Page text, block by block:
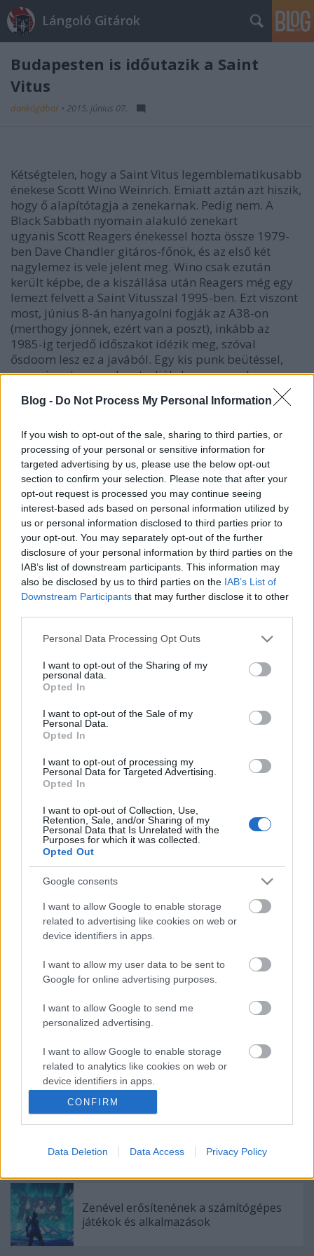
Blog - Do Not Process My Personal Information
If you wish to opt-out of the sale, sharing to third parties, or
processing of your personal or sensitive information for
targeted advertising by us, please use the below opt-out
section to confirm your selection. Please note that after your
opt-out request is processed you may continue seeing
interest-based ads based on personal information utilized by
us or personal information disclosed to third parties prior to
your opt-out. You may separately opt-out of the further
disclosure of your personal information by third parties on the
IAB’s list of downstream participants. This information may
also be disclosed by us to third parties on the IAB’s List of
Downstream Participants that may further disclose it to other
Please note that this website/app uses one or more Google
not limited to your visit or usage behaviour. You may click to
grant or deny consent to Google and its third-party tags to
use your data for below specified purposes in below Google
consent section.
Personal Data Processing Opt Outs
I want to opt-out of the Sharing of my
personal data.
Opted In
I want to opt-out of the Sale of my
Personal Data.
Opted In
I want to opt-out of processing my
Personal Data for Targeted Advertising.
Opted In
I want to opt-out of Collection, Use,
Retention, Sale, and/or Sharing of my
Personal Data that Is Unrelated with the
Purposes for which it was collected.
Opted Out
Google consents
I want to allow Google to enable storage
related to advertising like cookies on web or
device identifiers in apps.
I want to allow my user data to be sent to
Google for online advertising purposes.
I want to allow Google to send me
personalized advertising.
I want to allow Google to enable storage
related to analytics like cookies on web or
device identifiers in apps.
related to functionality of the website or app.
I want to allow Google to enable storage
I want to allow Google to enable storage
related to security, including authentication
functionality and fraud prevention, and other
user protection.
CONFIRM
Data Deletion Data Access Privacy Policy
Lángoló Gitárok
Budapesten is időutazik a Saint
Vitus
dankógábor • 2015. június 07.
Kétségtelen, hogy a Saint Vitus legemblematikusabb
énekese Scott Wino Weinrich. Emiatt aztán azt hiszik,
hogy ő alapítótagja a zenekarnak. Pedig nem. A
Black Sabbath nyomain alakuló zenekart
ugyanis Scott Reagers énekessel hozta össze 1979-
ben Dave Chandler gitáros-főnök, és az első két
nagylemez is vele jelent meg. Wino csak ezután
került képbe, de a kiszállása után Reagers még egy
lemezt felvett a Saint Vitusszal 1995-ben. Ezt viszont
most, június 8-án hanyagolni fogják az A38-on
(merthogy jönnek, ezért van a poszt), inkább az
1985-ig terjedő időszakot idézik meg, szóval
ősdoom lesz ez a javából. Egy kis punk beütéssel,
ugyanis azt sem sokan tudják, hogy a zenekar egy
punkszíntérnek. Lényegében Black Sabbath-
Black Flag-főnök Greg Ginn adta ki az SST-vel. De a
lényeg, hogy legenda lesz az A83 színpadán hétfő
este (ahol már egyszer amúgy felléptek, csak akkor
még Winóval). Előzenekaruk a friss fonogramos
Apey And The Pea lesz, akik remekül illenek a
doomlegendák mellé sludge-os groove metáljukkal.
saint vitus
Ajánlott bejegyzések:
Ez megy most az új Lángolón
fizikai eladásokban
Zenével erősítenének a számítógépes
játékok és alkalmazások